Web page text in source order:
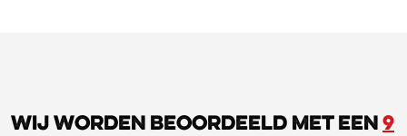
Wij worden beoordeeld met een 9